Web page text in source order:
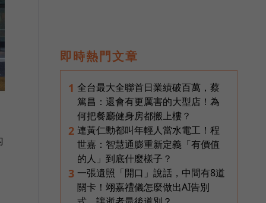
即時熱門文章
1 全台最大全聯首日業績破百萬，蔡
篤昌：還會有更厲害的大型店！為
何把餐廳健身房都搬上樓？
2 連黃仁勳都叫年輕人當水電工！程
世嘉：智慧通膨重新定義「有價值
的人」到底什麼樣子？
3 一張遺照「開口」說話，中間有8道
關卡！翊嘉禮儀怎麼做出AI告別